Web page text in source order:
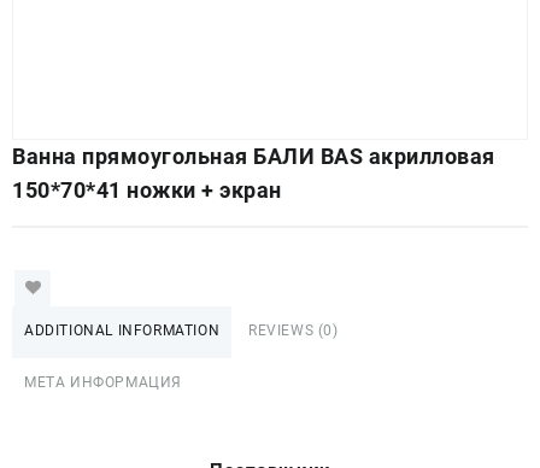
Ванна прямоугольная БАЛИ BAS акрилловая
150*70*41 ножки + экран
ADDITIONAL INFORMATION REVIEWS (0)
МЕТА ИНФОРМАЦИЯ